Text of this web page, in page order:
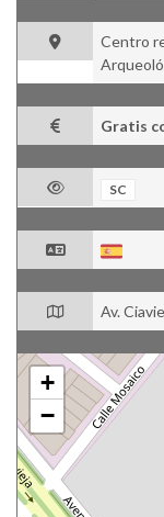
Centro
Gratis
SC
Av.
+
−